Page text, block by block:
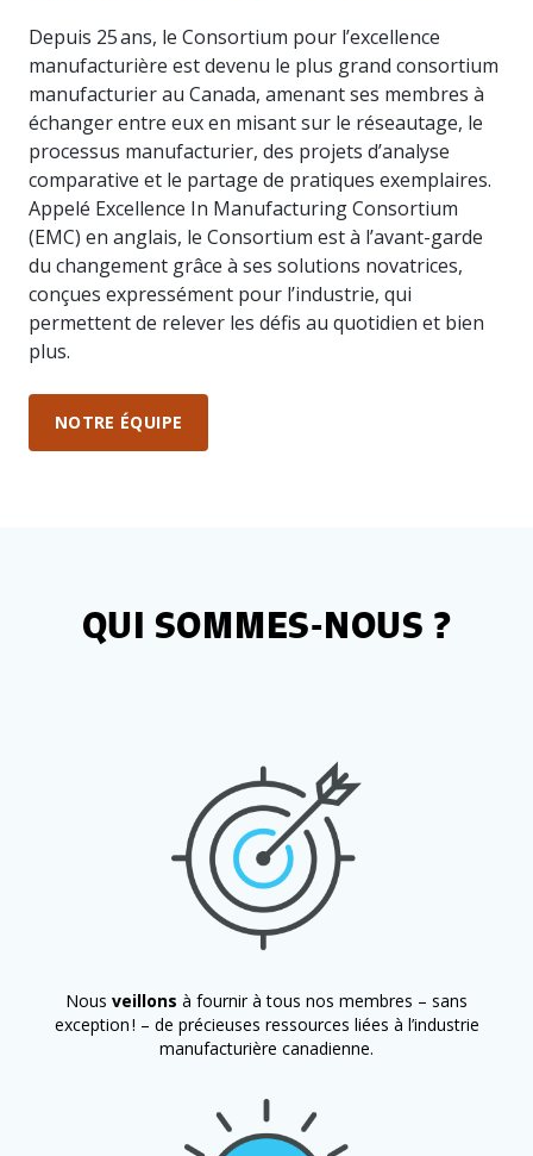
course,
l’innovation
est
incontournable.
de nos
récentes
enquêtes
auprès
des
manufacturiers.
belle
occasion
de
rencontrer
vos
pairs, au
Québec
comme
partout
au
Canada.
vous
rencontrer.
compétente
diversifiée
est là
pour
vous
soutenir.
Événements
Participez
de
réseautage
entre
Nos
partenaires
Depuis 25 ans, le Consortium pour l’excellence
manufacturière est devenu le plus grand consortium
manufacturier au Canada, amenant ses membres à
échanger entre eux en misant sur le réseautage, le
processus manufacturier, des projets d’analyse
comparative et le partage de pratiques exemplaires.
Appelé Excellence In Manufacturing Consortium
(EMC) en anglais, le Consortium est à l’avant-garde
du changement grâce à ses solutions novatrices,
conçues expressément pour l’industrie, qui
permettent de relever les défis au quotidien et bien
plus.
NOTRE ÉQUIPE
QUI SOMMES-NOUS ?
Nous veillons à fournir à tous nos membres – sans
exception ! – de précieuses ressources liées à l’industrie
manufacturière canadienne.